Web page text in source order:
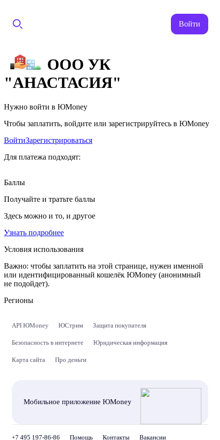
Войти
ООО УК
"АНАСТАСИЯ"
Нужно войти в ЮMoney
Чтобы заплатить, войдите или зарегистрируйтесь в ЮMoney
ВойтиЗарегистрироваться
Для платежа подходят:
Баллы
Получайте и тратьте баллы
Здесь можно и то, и другое
Узнать подробнее
Условия использования
Важно: чтобы заплатить на этой странице, нужен именной
или идентифицированный кошелёк ЮMoney (анонимный
не подойдет).
Регионы
API ЮMoney ЮСтрим Защита покупателя
Безопасность в интернете Юридическая информация
Карта сайта Про деньги
Мобильное приложение ЮMoney
+7 495 197-86-86 Помощь Контакты Вакансии